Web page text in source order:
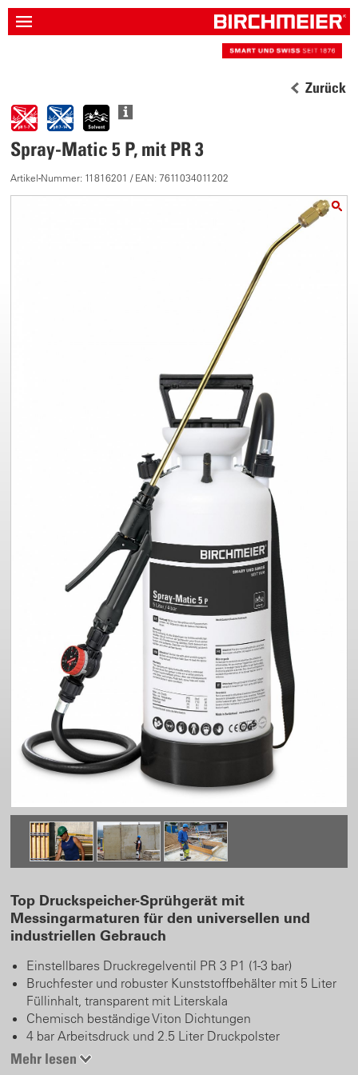
Zurück
Spray-Matic 5 P, mit PR 3
Artikel-Nummer: 11816201 / EAN: 7611034011202
Top Druckspeicher-Sprühgerät mit
Messingarmaturen für den universellen und
industriellen Gebrauch
Einstellbares Druckregelventil PR 3 P1 (1-3 bar)
Bruchfester und robuster Kunststoffbehälter mit 5 Liter
Füllinhalt, transparent mit Literskala
Chemisch beständige Viton Dichtungen
4 bar Arbeitsdruck und 2.5 Liter Druckpolster
Überdruckventil
Mehr lesen